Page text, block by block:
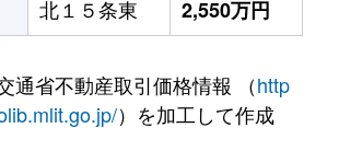
北１５条東 2,550万円
通省不動産取引価格情報 （http
）を加工して作成